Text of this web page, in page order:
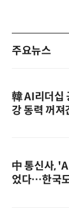
주요뉴스
韓 AI리더십
강 동력 꺼져
中 통신사,
었다…한국